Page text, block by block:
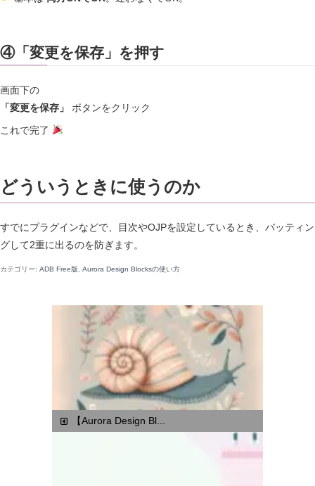
④「変更を保存」を押す
画面下の
「変更を保存」
ボタンをクリック
これで完了
どういうときに使うのか
すでにプラグインなどで、目次やOJPを設定しているとき、バッティン
グして2重に出るのを防ぎます。
カテゴリー: ADB Free版 Aurora Design Blocksの使い方
【Aurora Design Bl...